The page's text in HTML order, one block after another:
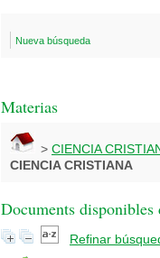
Nueva búsqueda
Materias
> CIENCIA
CIENCIA CRISTIANA
Documents disponibles
Refinar